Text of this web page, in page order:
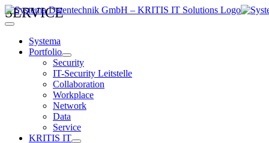
Zum
Inhalt
Toggle
NavigationSystema
Portfolio
Security
IT-Security Leitstelle
Collaboration
Workplace
Network
Data
Service
KRITIS IT
SERVICE